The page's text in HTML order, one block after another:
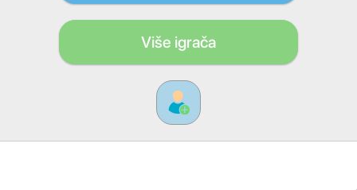
Više igrača